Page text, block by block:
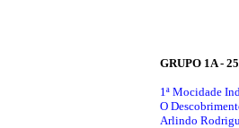
GRUPO 1A -
1ª Mocidade
O
Arlindo